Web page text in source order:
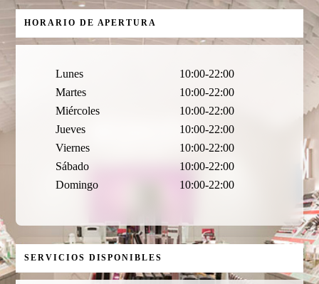
HORARIO DE APERTURA
Lunes
10:00-22:00
Martes
10:00-22:00
Miércoles
10:00-22:00
Jueves
10:00-22:00
Viernes
10:00-22:00
Sábado
10:00-22:00
Domingo
10:00-22:00
SERVICIOS DISPONIBLES